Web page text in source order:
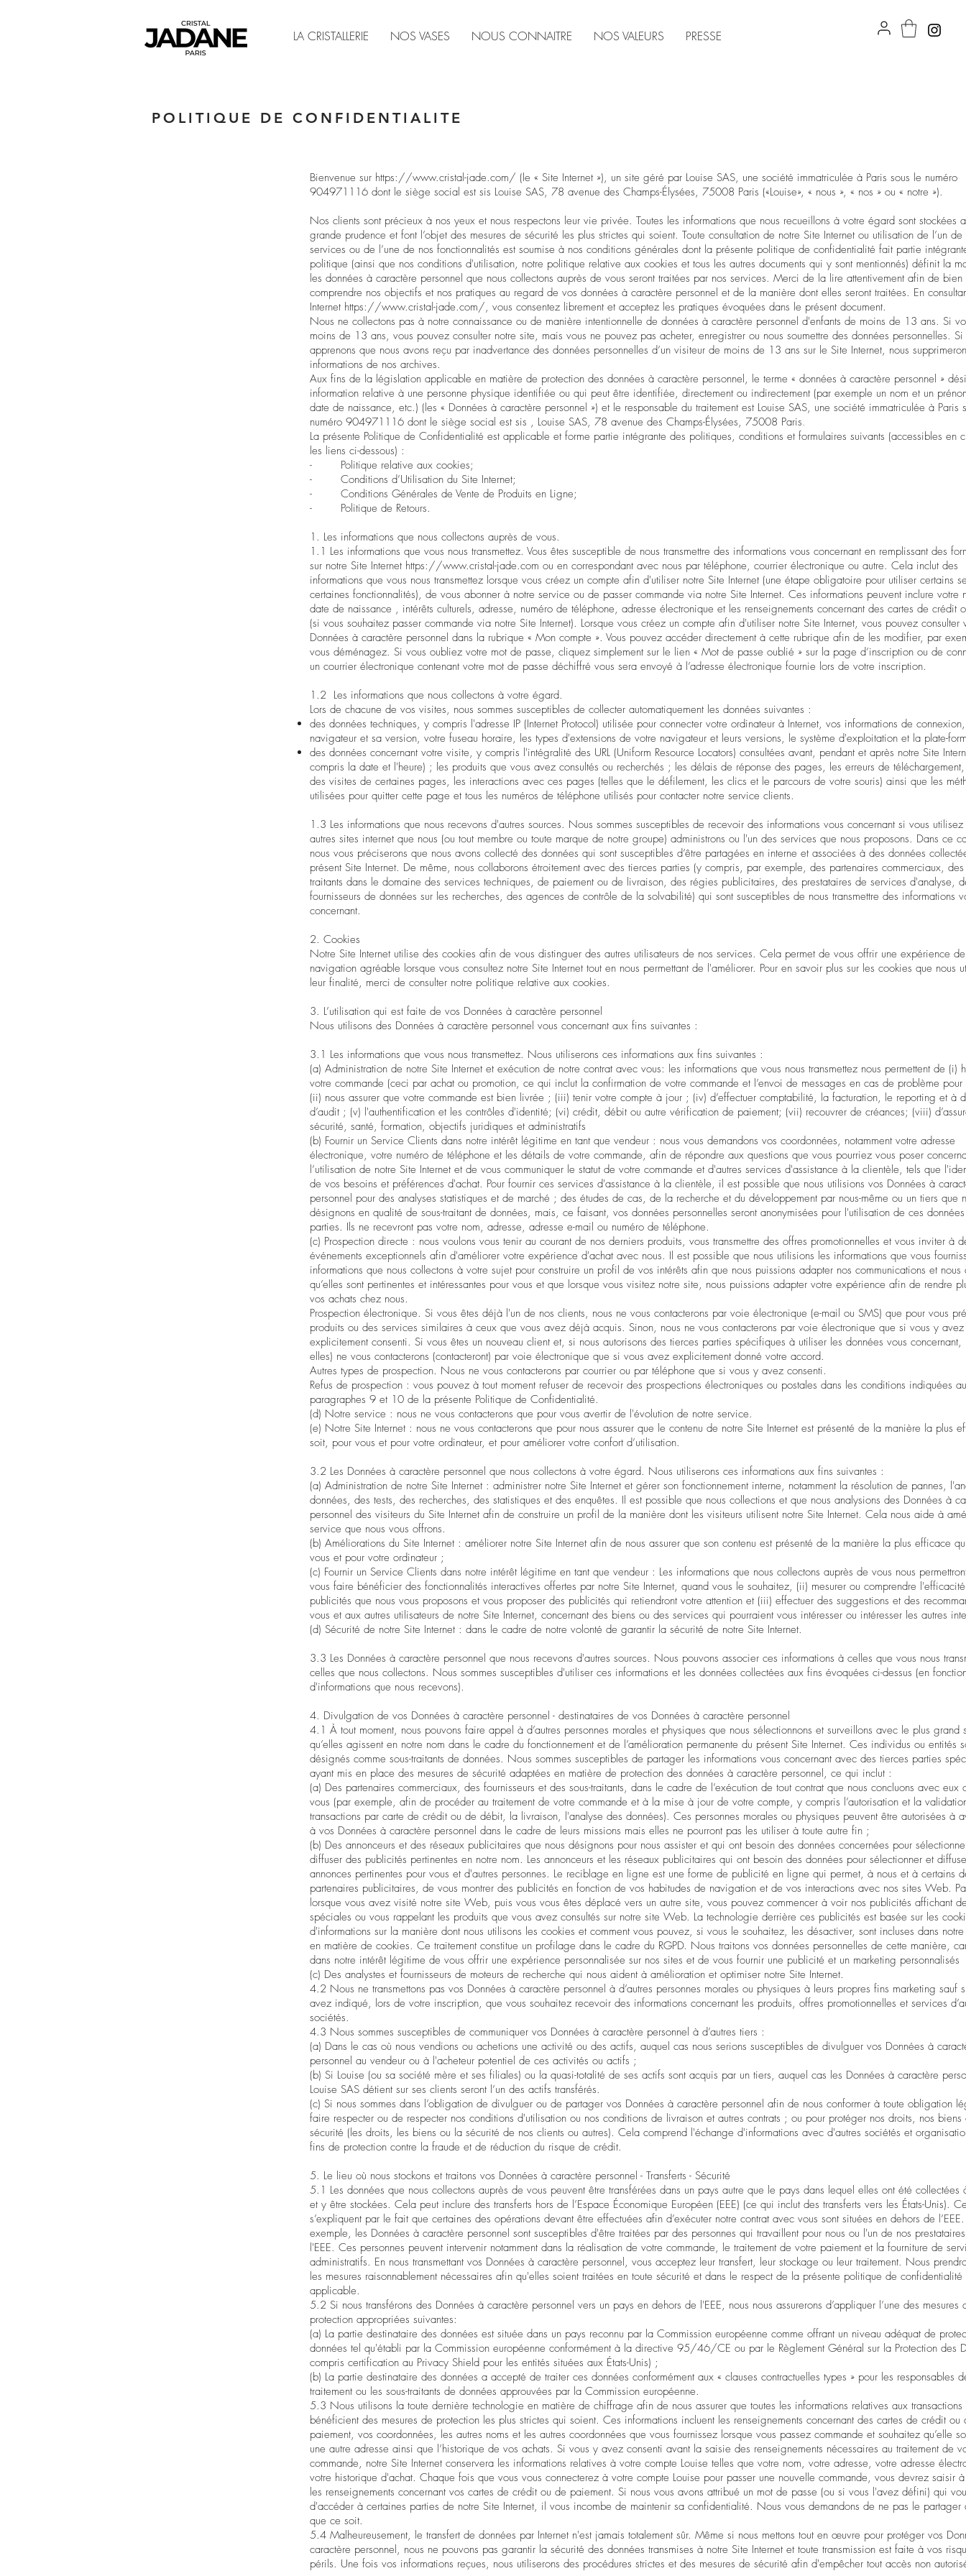
LA CRISTALLERIE NOS VASES NOUS CONNAITRE NOS VALEURS PRESSE
POLITIQUE DE CONFIDENTIALITE
Bienvenue sur https://www.cristal-jade.com/ (le « Site Internet »), un site géré par Louise SAS, une société immatriculée à Paris sous le numéro
904971116 dont le siège social est sis Louise SAS, 78 avenue des Champs-Élysées, 75008 Paris («Louise», « nous », « nos » ou « notre »).
Nos clients sont précieux à nos yeux et nous respectons leur vie privée. Toutes les informations que nous recueillons à votre égard sont stockées
grande prudence et font l’objet des mesures de sécurité les plus strictes qui soient. Toute consultation de notre Site Internet ou utilisation de l’un de
services ou de l’une de nos fonctionnalités est soumise à nos conditions générales dont la présente politique de confidentialité fait partie
politique (ainsi que nos conditions d'utilisation, notre politique relative aux cookies et tous les autres documents qui y sont mentionnés) définit la
les données à caractère personnel que nous collectons auprès de vous seront traitées par nos services. Merci de la lire attentivement afin de bien
comprendre nos objectifs et nos pratiques au regard de vos données à caractère personnel et de la manière dont elles seront traitées. En
Internet https://www.cristal-jade.com/, vous consentez librement et acceptez les pratiques évoquées dans le présent document.
Nous ne collectons pas à notre connaissance ou de manière intentionnelle de données à caractère personnel d'enfants de moins de 13 ans. Si
moins de 13 ans, vous pouvez consulter notre site, mais vous ne pouvez pas acheter, enregistrer ou nous soumettre des données personnelles. Si
apprenons que nous avons reçu par inadvertance des données personnelles d’un visiteur de moins de 13 ans sur le Site Internet, nous
informations de nos archives.
Aux fins de la législation applicable en matière de protection des données à caractère personnel, le terme « données à caractère personnel »
information relative à une personne physique identifiée ou qui peut être identifiée, directement ou indirectement (par exemple un nom et un
date de naissance, etc.) (les « Données à caractère personnel ») et le responsable du traitement est Louise SAS, une société immatriculée à Paris
numéro 904971116 dont le siège social est sis , Louise SAS, 78 avenue des Champs-Élysées, 75008 Paris.
La présente Politique de Confidentialité est applicable et forme partie intégrante des politiques, conditions et formulaires suivants (accessibles en
les liens ci-dessous) :
- Politique relative aux cookies;
- Conditions d’Utilisation du Site Internet;
- Conditions Générales de Vente de Produits en Ligne;
- Politique de Retours.
1. Les informations que nous collectons auprès de vous.
1.1 Les informations que vous nous transmettez. Vous êtes susceptible de nous transmettre des informations vous concernant en remplissant des
sur notre Site Internet https://www.cristal-jade.com ou en correspondant avec nous par téléphone, courrier électronique ou autre. Cela inclut des
informations que vous nous transmettez lorsque vous créez un compte afin d'utiliser notre Site Internet (une étape obligatoire pour utiliser certains
certaines fonctionnalités), de vous abonner à notre service ou de passer commande via notre Site Internet. Ces informations peuvent inclure votre
date de naissance , intérêts culturels, adresse, numéro de téléphone, adresse électronique et les renseignements concernant des cartes de crédit
(si vous souhaitez passer commande via notre Site Internet). Lorsque vous créez un compte afin d'utiliser notre Site Internet, vous pouvez consulter
Données à caractère personnel dans la rubrique « Mon compte ». Vous pouvez accéder directement à cette rubrique afin de les modifier, par
vous déménagez. Si vous oubliez votre mot de passe, cliquez simplement sur le lien « Mot de passe oublié » sur la page d’inscription ou de
un courrier électronique contenant votre mot de passe déchiffré vous sera envoyé à l’adresse électronique fournie lors de votre inscription.
1.2 Les informations que nous collectons à votre égard.
Lors de chacune de vos visites, nous sommes susceptibles de collecter automatiquement les données suivantes :
des données techniques, y compris l'adresse IP (Internet Protocol) utilisée pour connecter votre ordinateur à Internet, vos informations de
navigateur et sa version, votre fuseau horaire, les types d'extensions de votre navigateur et leurs versions, le système d'exploitation et la plate-
des données concernant votre visite, y compris l'intégralité des URL (Uniform Resource Locators) consultées avant, pendant et après notre Site
compris la date et l'heure) ; les produits que vous avez consultés ou recherchés ; les délais de réponse des pages, les erreurs de
des visites de certaines pages, les interactions avec ces pages (telles que le défilement, les clics et le parcours de votre souris) ainsi que les
utilisées pour quitter cette page et tous les numéros de téléphone utilisés pour contacter notre service clients.
1.3 Les informations que nous recevons d'autres sources. Nous sommes susceptibles de recevoir des informations vous concernant si vous
autres sites internet que nous (ou tout membre ou toute marque de notre groupe) administrons ou l'un des services que nous proposons. Dans ce
nous vous préciserons que nous avons collecté des données qui sont susceptibles d’être partagées en interne et associées à des données
présent Site Internet. De même, nous collaborons étroitement avec des tierces parties (y compris, par exemple, des partenaires commerciaux, des
traitants dans le domaine des services techniques, de paiement ou de livraison, des régies publicitaires, des prestataires de services d'analyse,
fournisseurs de données sur les recherches, des agences de contrôle de la solvabilité) qui sont susceptibles de nous transmettre des informations
concernant.
2. Cookies
Notre Site Internet utilise des cookies afin de vous distinguer des autres utilisateurs de nos services. Cela permet de vous offrir une expérience de
navigation agréable lorsque vous consultez notre Site Internet tout en nous permettant de l'améliorer. Pour en savoir plus sur les cookies que nous
leur finalité, merci de consulter notre politique relative aux cookies.
3. L’utilisation qui est faite de vos Données à caractère personnel
Nous utilisons des Données à caractère personnel vous concernant aux fins suivantes :
3.1 Les informations que vous nous transmettez. Nous utiliserons ces informations aux fins suivantes :
(a) Administration de notre Site Internet et exécution de notre contrat avec vous: les informations que vous nous transmettez nous permettent de (i)
votre commande (ceci par achat ou promotion, ce qui inclut la confirmation de votre commande et l’envoi de messages en cas de problème pour
(ii) nous assurer que votre commande est bien livrée ; (iii) tenir votre compte à jour ; (iv) d’effectuer comptabilité, la facturation, le reporting et à
d’audit ; (v) l'authentification et les contrôles d'identité; (vi) crédit, débit ou autre vérification de paiement; (vii) recouvrer de créances; (viii)
sécurité, santé, formation, objectifs juridiques et administratifs
(b) Fournir un Service Clients dans notre intérêt légitime en tant que vendeur : nous vous demandons vos coordonnées, notamment votre adresse
électronique, votre numéro de téléphone et les détails de votre commande, afin de répondre aux questions que vous pourriez vous poser
l’utilisation de notre Site Internet et de vous communiquer le statut de votre commande et d'autres services d'assistance à la clientèle, tels que
de vos besoins et préférences d'achat. Pour fournir ces services d'assistance à la clientèle, il est possible que nous utilisions vos Données à
personnel pour des analyses statistiques et de marché ; des études de cas, de la recherche et du développement par nous-même ou un tiers que
désignons en qualité de sous-traitant de données, mais, ce faisant, vos données personnelles seront anonymisées pour l'utilisation de ces
parties. Ils ne recevront pas votre nom, adresse, adresse e-mail ou numéro de téléphone.
(c) Prospection directe : nous voulons vous tenir au courant de nos derniers produits, vous transmettre des offres promotionnelles et vous inviter à
événements exceptionnels afin d'améliorer votre expérience d'achat avec nous. Il est possible que nous utilisions les informations que vous
informations que nous collectons à votre sujet pour construire un profil de vos intérêts afin que nous puissions adapter nos communications et nous
qu’elles sont pertinentes et intéressantes pour vous et que lorsque vous visitez notre site, nous puissions adapter votre expérience afin de rendre
vos achats chez nous.
Prospection électronique. Si vous êtes déjà l'un de nos clients, nous ne vous contacterons par voie électronique (e-mail ou SMS) que pour vous
produits ou des services similaires à ceux que vous avez déjà acquis. Sinon, nous ne vous contacterons par voie électronique que si vous y avez
explicitement consenti. Si vous êtes un nouveau client et, si nous autorisons des tierces parties spécifiques à utiliser les données vous concernant,
elles) ne vous contacterons (contacteront) par voie électronique que si vous avez explicitement donné votre accord.
Autres types de prospection. Nous ne vous contacterons par courrier ou par téléphone que si vous y avez consenti.
Refus de prospection : vous pouvez à tout moment refuser de recevoir des prospections électroniques ou postales dans les conditions indiquées
paragraphes 9 et 10 de la présente Politique de Confidentialité.
(d) Notre service : nous ne vous contacterons que pour vous avertir de l'évolution de notre service.
(e) Notre Site Internet : nous ne vous contacterons que pour nous assurer que le contenu de notre Site Internet est présenté de la manière la plus
soit, pour vous et pour votre ordinateur, et pour améliorer votre confort d’utilisation.
3.2 Les Données à caractère personnel que nous collectons à votre égard. Nous utiliserons ces informations aux fins suivantes :
(a) Administration de notre Site Internet : administrer notre Site Internet et gérer son fonctionnement interne, notamment la résolution de pannes,
données, des tests, des recherches, des statistiques et des enquêtes. Il est possible que nous collections et que nous analysions des Données à
personnel des visiteurs du Site Internet afin de construire un profil de la manière dont les visiteurs utilisent notre Site Internet. Cela nous aide à
service que nous vous offrons.
(b) Améliorations du Site Internet : améliorer notre Site Internet afin de nous assurer que son contenu est présenté de la manière la plus efficace
vous et pour votre ordinateur ;
(c) Fournir un Service Clients dans notre intérêt légitime en tant que vendeur : Les informations que nous collectons auprès de vous nous
vous faire bénéficier des fonctionnalités interactives offertes par notre Site Internet, quand vous le souhaitez, (ii) mesurer ou comprendre
publicités que nous vous proposons et vous proposer des publicités qui retiendront votre attention et (iii) effectuer des suggestions et des
vous et aux autres utilisateurs de notre Site Internet, concernant des biens ou des services qui pourraient vous intéresser ou intéresser les autres
(d) Sécurité de notre Site Internet : dans le cadre de notre volonté de garantir la sécurité de notre Site Internet.
3.3 Les Données à caractère personnel que nous recevons d'autres sources. Nous pouvons associer ces informations à celles que vous nous
celles que nous collectons. Nous sommes susceptibles d'utiliser ces informations et les données collectées aux fins évoquées ci-dessus (en
d'informations que nous recevons).
4. Divulgation de vos Données à caractère personnel - destinataires de vos Données à caractère personnel
4.1 À tout moment, nous pouvons faire appel à d’autres personnes morales et physiques que nous sélectionnons et surveillons avec le plus grand
qu’elles agissent en notre nom dans le cadre du fonctionnement et de l’amélioration permanente du présent Site Internet. Ces individus ou entités
désignés comme sous-traitants de données. Nous sommes susceptibles de partager les informations vous concernant avec des tierces parties
ayant mis en place des mesures de sécurité adaptées en matière de protection des données à caractère personnel, ce qui inclut :
(a) Des partenaires commerciaux, des fournisseurs et des sous-traitants, dans le cadre de l’exécution de tout contrat que nous concluons avec eux
vous (par exemple, afin de procéder au traitement de votre commande et à la mise à jour de votre compte, y compris l’autorisation et la
transactions par carte de crédit ou de débit, la livraison, l'analyse des données). Ces personnes morales ou physiques peuvent être autorisées à
à vos Données à caractère personnel dans le cadre de leurs missions mais elles ne pourront pas les utiliser à toute autre fin ;
(b) Des annonceurs et des réseaux publicitaires que nous désignons pour nous assister et qui ont besoin des données concernées pour
diffuser des publicités pertinentes en notre nom. Les annonceurs et les réseaux publicitaires qui ont besoin des données pour sélectionner et
annonces pertinentes pour vous et d'autres personnes. Le reciblage en ligne est une forme de publicité en ligne qui permet, à nous et à certains
partenaires publicitaires, de vous montrer des publicités en fonction de vos habitudes de navigation et de vos interactions avec nos sites Web.
lorsque vous avez visité notre site Web, puis vous vous êtes déplacé vers un autre site, vous pouvez commencer à voir nos publicités affichant
spéciales ou vous rappelant les produits que vous avez consultés sur notre site Web. La technologie derrière ces publicités est basée sur les
d'informations sur la manière dont nous utilisons les cookies et comment vous pouvez, si vous le souhaitez, les désactiver, sont incluses dans
en matière de cookies. Ce traitement constitue un profilage dans le cadre du RGPD. Nous traitons vos données personnelles de cette manière,
dans notre intérêt légitime de vous offrir une expérience personnalisée sur nos sites et de vous fournir une publicité et un marketing
(c) Des analystes et fournisseurs de moteurs de recherche qui nous aident à amélioration et optimiser notre Site Internet.
4.2 Nous ne transmettons pas vos Données à caractère personnel à d’autres personnes morales ou physiques à leurs propres fins marketing sauf
avez indiqué, lors de votre inscription, que vous souhaitez recevoir des informations concernant les produits, offres promotionnelles et services
sociétés.
4.3 Nous sommes susceptibles de communiquer vos Données à caractère personnel à d’autres tiers :
(a) Dans le cas où nous vendions ou achetions une activité ou des actifs, auquel cas nous serions susceptibles de divulguer vos Données à
personnel au vendeur ou à l'acheteur potentiel de ces activités ou actifs ;
(b) Si Louise (ou sa société mère et ses filiales) ou la quasi-totalité de ses actifs sont acquis par un tiers, auquel cas les Données à caractère
Louise SAS détient sur ses clients seront l’un des actifs transférés.
(c) Si nous sommes dans l’obligation de divulguer ou de partager vos Données à caractère personnel afin de nous conformer à toute obligation
faire respecter ou de respecter nos conditions d'utilisation ou nos conditions de livraison et autres contrats ; ou pour protéger nos droits, nos biens
sécurité (les droits, les biens ou la sécurité de nos clients ou autres). Cela comprend l'échange d'informations avec d'autres sociétés et
fins de protection contre la fraude et de réduction du risque de crédit.
5. Le lieu où nous stockons et traitons vos Données à caractère personnel - Transferts - Sécurité
5.1 Les données que nous collectons auprès de vous peuvent être transférées dans un pays autre que le pays dans lequel elles ont été collectées
et y être stockées. Cela peut inclure des transferts hors de l’Espace Économique Européen (EEE) (ce qui inclut des transferts vers les États-Unis).
s’expliquent par le fait que certaines des opérations devant être effectuées afin d’exécuter notre contrat avec vous sont situées en dehors de
exemple, les Données à caractère personnel sont susceptibles d'être traitées par des personnes qui travaillent pour nous ou l'un de nos
l'EEE. Ces personnes peuvent intervenir notamment dans la réalisation de votre commande, le traitement de votre paiement et la fourniture de
administratifs. En nous transmettant vos Données à caractère personnel, vous acceptez leur transfert, leur stockage ou leur traitement. Nous
les mesures raisonnablement nécessaires afin qu'elles soient traitées en toute sécurité et dans le respect de la présente politique de
applicable.
5.2 Si nous transférons des Données à caractère personnel vers un pays en dehors de l'EEE, nous nous assurerons d’appliquer l’une des mesures
protection appropriées suivantes:
(a) La partie destinataire des données est située dans un pays reconnu par la Commission européenne comme offrant un niveau adéquat de
données tel qu'établi par la Commission européenne conformément à la directive 95/46/CE ou par le Règlement Général sur la Protection des
compris certification au Privacy Shield pour les entités situées aux États-Unis) ;
(b) La partie destinataire des données a accepté de traiter ces données conformément aux « clauses contractuelles types » pour les responsables
traitement ou les sous-traitants de données approuvées par la Commission européenne.
5.3 Nous utilisons la toute dernière technologie en matière de chiffrage afin de nous assurer que toutes les informations relatives aux transactions
bénéficient des mesures de protection les plus strictes qui soient. Ces informations incluent les renseignements concernant des cartes de crédit ou
paiement, vos coordonnées, les autres noms et les autres coordonnées que vous fournissez lorsque vous passez commande et souhaitez qu’elle
une autre adresse ainsi que l’historique de vos achats. Si vous y avez consenti avant la saisie des renseignements nécessaires au traitement de
commande, notre Site Internet conservera les informations relatives à votre compte Louise telles que votre nom, votre adresse, votre adresse
votre historique d'achat. Chaque fois que vous vous connecterez à votre compte Louise pour passer une nouvelle commande, vous devrez saisir
les renseignements concernant vos cartes de crédit ou de paiement. Si nous vous avons attribué un mot de passe (ou si vous l'avez défini) qui
d'accéder à certaines parties de notre Site Internet, il vous incombe de maintenir sa confidentialité. Nous vous demandons de ne pas le partager
que ce soit.
5.4 Malheureusement, le transfert de données par Internet n'est jamais totalement sûr. Même si nous mettons tout en œuvre pour protéger vos
caractère personnel, nous ne pouvons pas garantir la sécurité des données transmises à notre Site Internet et toute transmission est faite à vos
périls. Une fois vos informations reçues, nous utiliserons des procédures strictes et des mesures de sécurité afin d'empêcher tout accès non